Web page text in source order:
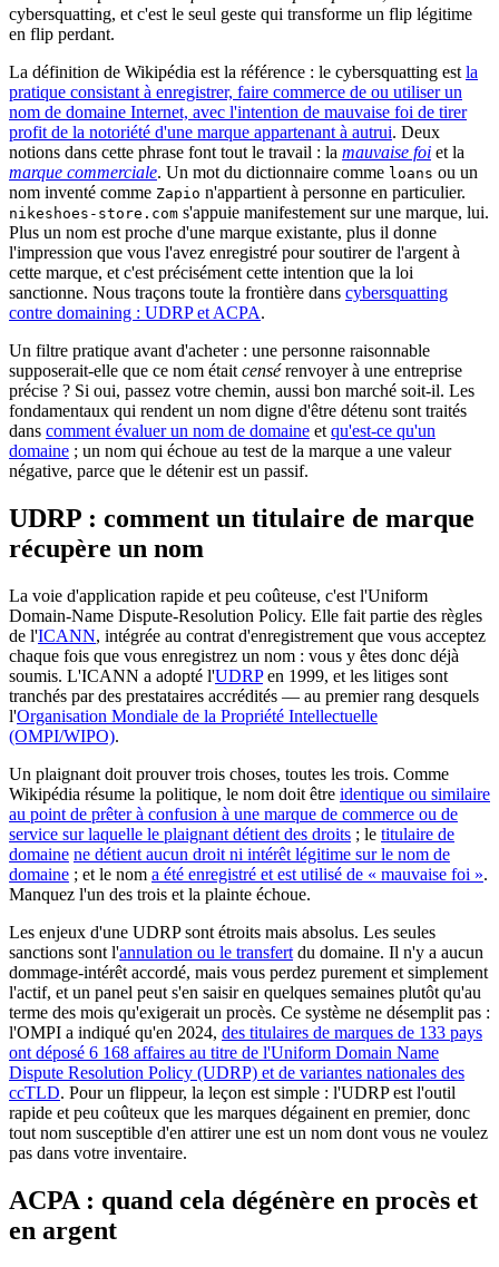
cybersquatting, et c'est le seul geste qui transforme un flip légitime
en flip perdant.
La définition de Wikipédia est la référence : le cybersquatting estla
pratique consistant à enregistrer, faire commerce de ou utiliser un
nom de domaine Internet, avec l'intention de mauvaise foi de tirer
profit de la notoriété d'une marque appartenant à autrui. Deux
notions dans cette phrase font tout le travail : la mauvaise foi et la
marque commerciale. Un mot du dictionnaire comme loans ou un
nom inventé comme Zapio n'appartient à personne en particulier.
nikeshoes-store.com s'appuie manifestement sur une marque, lui.
Plus un nom est proche d'une marque existante, plus il donne
l'impression que vous l'avez enregistré pour soutirer de l'argent à
cette marque, et c'est précisément cette intention que la loi
sanctionne. Nous traçons toute la frontière dans cybersquatting
contre domaining : UDRP et ACPA.
Un filtre pratique avant d'acheter : une personne raisonnable
supposerait-elle que ce nom étaitcensérenvoyer à une entreprise
précise ? Si oui, passez votre chemin, aussi bon marché soit-il. Les
fondamentaux qui rendent un nom digne d'être détenu sont traités
dans comment évaluer un nom de domaine etqu'est-ce qu'un
domaine ; un nom qui échoue au test de la marque a une valeur
négative, parce que le détenir est un passif.
UDRP : comment un titulaire de marque
récupère un nom
La voie d'application rapide et peu coûteuse, c'est l'Uniform
Domain-Name Dispute-Resolution Policy. Elle fait partie des règles
de l'ICANN, intégrée au contrat d'enregistrement que vous acceptez
chaque fois que vous enregistrez un nom : vous y êtes donc déjà
soumis. L'ICANN a adopté l'UDRPen 1999, et les litiges sont
tranchés par des prestataires accrédités — au premier rang desquels
l'Organisation Mondiale de la Propriété Intellectuelle
(OMPI/WIPO).
Un plaignant doit prouver trois choses, toutes les trois. Comme
Wikipédia résume la politique, le nom doit être identique ou similaire
au point de prêter à confusion à une marque de commerce ou de
service sur laquelle le plaignant détient des droits ; le titulaire de
domaine ne détient aucun droit ni intérêt légitime sur le nom de
domaine ; et le nom a été enregistré et est utilisé de « mauvaise foi ».
Manquez l'un des trois et la plainte échoue.
Les enjeux d'une UDRP sont étroits mais absolus. Les seules
sanctions sont l'annulation ou le transfert du domaine. Il n'y a aucun
dommage-intérêt accordé, mais vous perdez purement et simplement
l'actif, et un panel peut s'en saisir en quelques semaines plutôt qu'au
terme des mois qu'exigerait un procès. Ce système ne désemplit pas :
l'OMPI a indiqué qu'en 2024, des titulaires de marques de 133 pays
ont déposé 6 168 affaires au titre de l'Uniform Domain Name
Dispute Resolution Policy (UDRP) et de variantes nationales des
ccTLD. Pour un flippeur, la leçon est simple : l'UDRP est l'outil
rapide et peu coûteux que les marques dégainent en premier, donc
tout nom susceptible d'en attirer une est un nom dont vous ne voulez
pas dans votre inventaire.
ACPA : quand cela dégénère en procès et
en argent